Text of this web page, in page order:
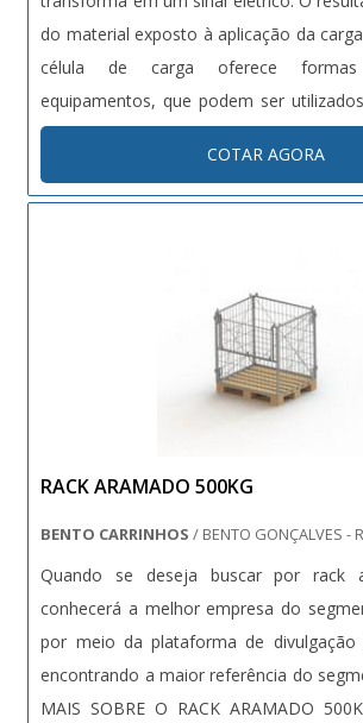
do material exposto à aplicação da
célula de carga oferece
equipamentos, que podem ser
comerciais de precisão, em
automatização industrial como para
pilares de co....
COTAR AGORA
RACK ARAMADO 500KG
BENTO CARRINHOS / BENTO GONÇALVES -
Quando se deseja buscar por rack
conhecerá a melhor empresa do
por meio da plataforma de divulgação
encontrando a maior referência do
MAIS SOBRE O RACK ARAMADO